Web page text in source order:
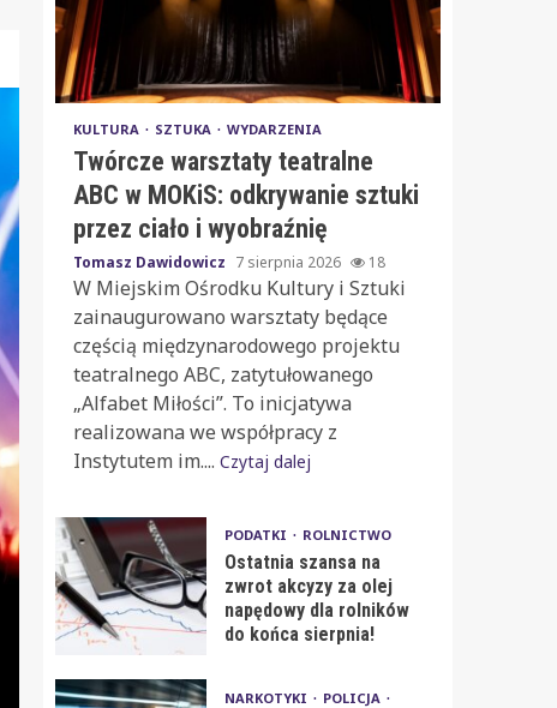
KULTURA SZTUKA WYDARZENIA
Twórcze warsztaty teatralne
ABC w MOKiS: odkrywanie sztuki
przez ciało i wyobraźnię
Tomasz Dawidowicz 7 sierpnia 2026 18
W Miejskim Ośrodku Kultury i Sztuki
zainaugurowano warsztaty będące
częścią międzynarodowego projektu
teatralnego ABC, zatytułowanego
„Alfabet Miłości”. To inicjatywa
realizowana we współpracy z
Instytutem im.... Czytaj dalej
PODATKI ROLNICTWO
Ostatnia szansa na
zwrot akcyzy za olej
napędowy dla rolników
do końca sierpnia!
NARKOTYKI
POLICJA